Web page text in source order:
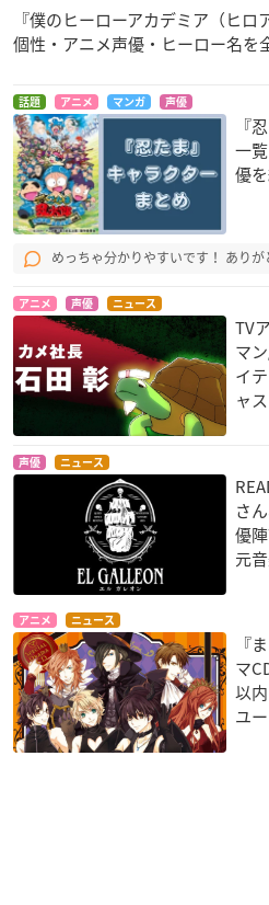
『僕のヒーローアカデミア（ヒ
個性・アニメ声優・ヒーロー名を
話題 アニメ マンガ 声優
『
一
優
めっちゃ分かりやすいです！ ありが
アニメ 声優 ニュース
TV
マ
イ
ャ
声優 ニュース
さ
優
元
アニメ ニュース
『
マ
以
ユ